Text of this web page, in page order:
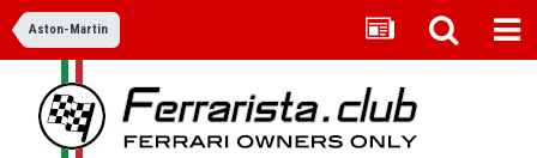
Aston-Martin